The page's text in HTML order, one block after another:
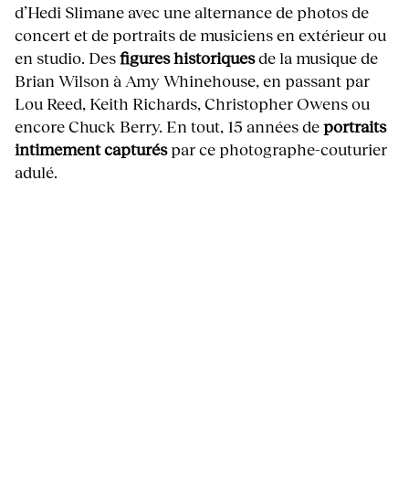
d’Hedi Slimane avec une alternance de photos de
concert et de portraits de musiciens en extérieur ou
en studio. Desfigures historiquesde la musique de
Brian Wilson à Amy Whinehouse, en passant par
Lou Reed, Keith Richards, Christopher Owens ou
encore Chuck Berry. En tout, 15 années deportraits
intimement capturéspar ce photographe-couturier
adulé.